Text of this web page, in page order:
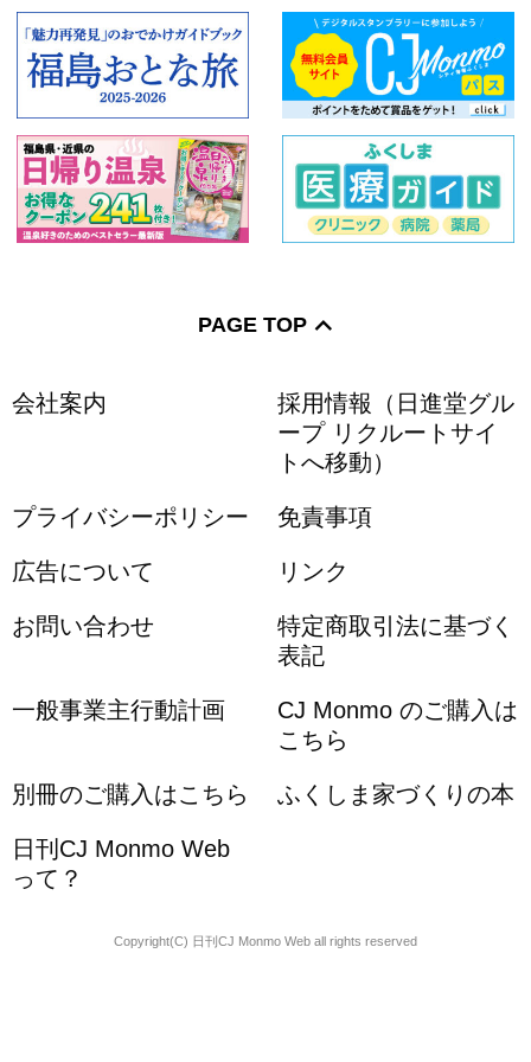
PAGE TOP
会社案内
採用情報（日進堂グル
ープ リクルートサイ
トへ移動）
プライバシーポリシー 免責事項
広告について リンク
お問い合わせ
特定商取引法に基づく
表記
一般事業主行動計画
CJ Monmo のご購入は
こちら
別冊のご購入はこちら ふくしま家づくりの本
日刊CJ Monmo Web
って？
Copyright(C) 日刊CJ Monmo Web all rights reserved